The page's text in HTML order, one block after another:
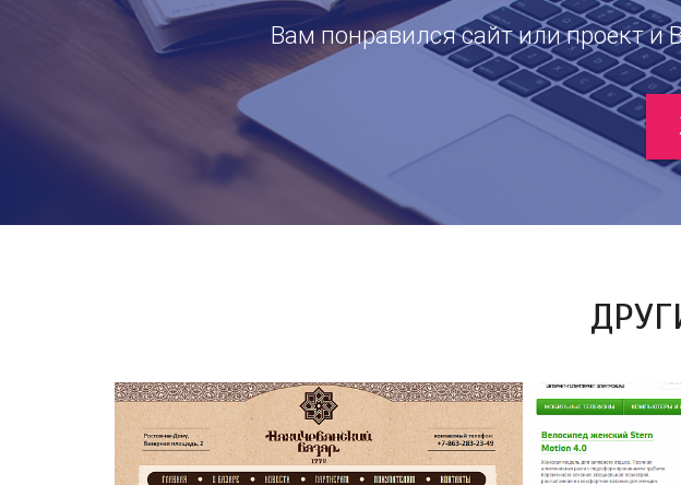
Вам понравился сайт или проект и